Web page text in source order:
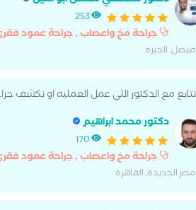
253
جراحة مخ واعصاب , جراحة عمود
فيصل, الجيزة
نتابع مع الدكتور اللي عمل العمليه او نكشف
دكتور محمد ابراهيم
170
جراحة مخ واعصاب , جراحة عمود
مصر الجديدة, القاهرة